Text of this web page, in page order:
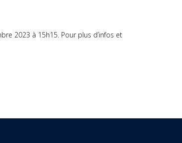
2023 à 15h15. Pour plus d’infos et